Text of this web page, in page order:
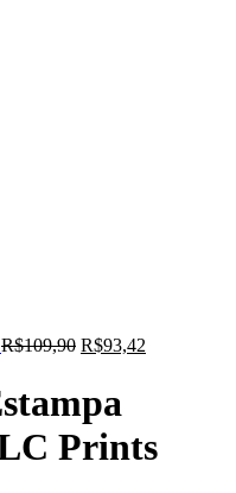
R$109,90 R$93,42
Prints